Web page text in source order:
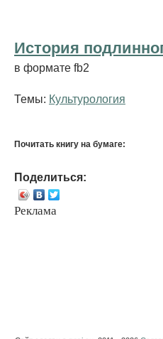
История
в формате fb2
Темы: Культурология
Почитать книгу на бумаге:
Поделиться:
Реклама